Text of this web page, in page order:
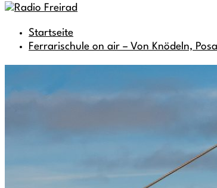
Startseite
Ferrarischule on air – Von Knödeln,